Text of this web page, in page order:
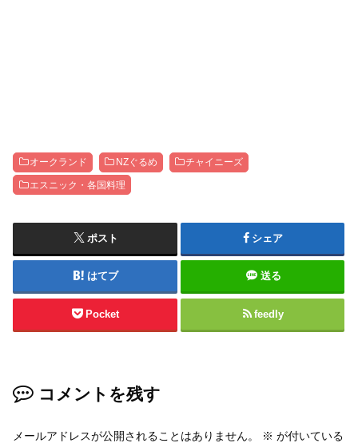
オークランド NZぐるめ チャイニーズ
エスニック・各国料理
ポスト シェア
はてブ 送る
Pocket feedly
コメントを残す
メールアドレスが公開されることはありません。 ※ が付いている